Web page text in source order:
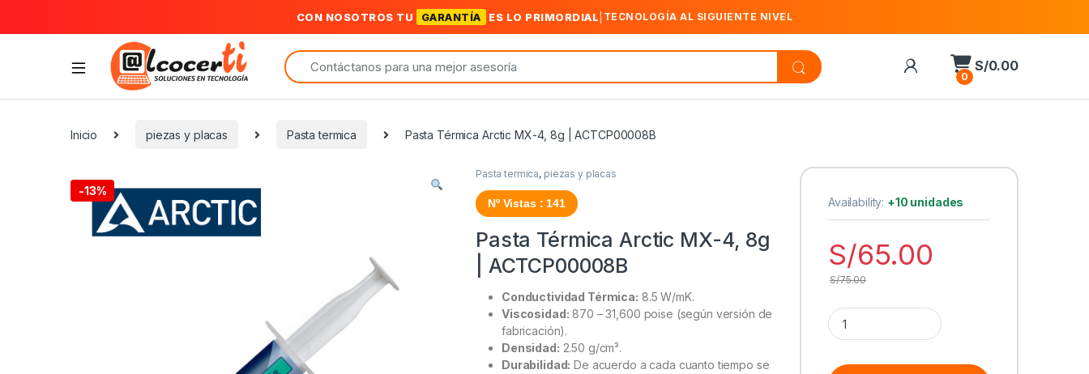
CON NOSOTROS TU GARANTÍA ES LO PRIMORDIAL TECNOLOGÍA AL SIGUIENTE NIVEL
Search for:
0
S/0.00
Inicio piezas y placas Pasta termica Pasta Térmica Arctic MX-4, 8g | ACTCP00008B
-13%
Pasta termica, piezas y placas
Nº Vistas : 141
Pasta Térmica Arctic MX-4, 8g
| ACTCP00008B
Conductividad Térmica: 8.5 W/mK.
Viscosidad: 870 – 31,600 poise (según versión de
fabricación).
Densidad: 2.50 g/cm³.
Durabilidad: De acuerdo a cada cuanto tiempo se
Availability: +10 unidades
S/65.00
S/75.00
Cantidad Pasta Térmica Arctic MX-4, 8g |